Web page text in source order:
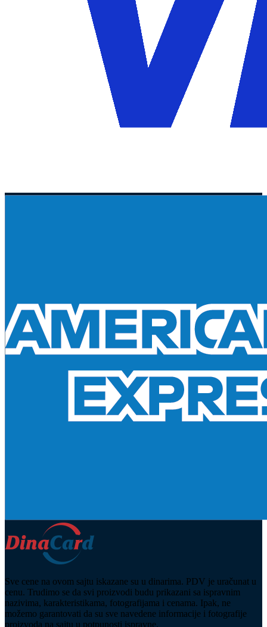
Sve cene na ovom sajtu iskazane su u dinarima. PDV je uračunat u
cenu. Trudimo se da svi proizvodi budu prikazani sa ispravnim
nazivima, karakteristikama, fotografijama i cenama. Ipak, ne
možemo garantovati da su sve navedene informacije i fotografije
proizvoda na sajtu u potpunosti ispravne.